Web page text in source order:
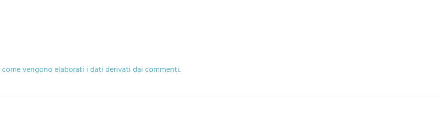
come vengono elaborati i dati derivati dai commenti.